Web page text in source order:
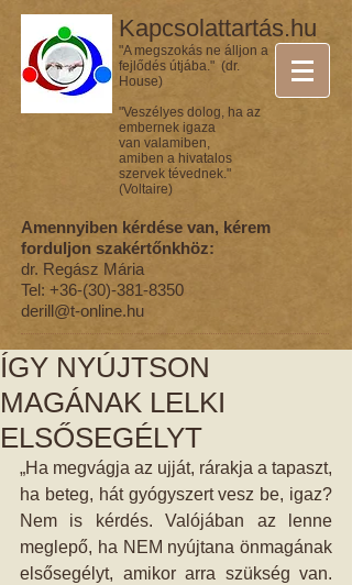
Kapcsolattartás.hu
"A megszokás ne álljon a
fejlődés útjába." (dr.
House)
"Veszélyes dolog, ha az
embernek igaza
van valamiben,
amiben a hivatalos
szervek tévednek."
(Voltaire)
Amennyiben kérdése van, kérem
forduljon szakértőnkhöz:
dr. Regász Mária
Tel: +36-(30)-381-8350
derill@t-online.hu
ÍGY NYÚJTSON
MAGÁNAK LELKI
ELSŐSEGÉLYT
„Ha megvágja az ujját, rárakja a tapaszt,
ha beteg, hát gyógyszert vesz be, igaz?
Nem is kérdés. Valójában az lenne
meglepő, ha NEM nyújtana önmagának
elsősegélyt, amikor arra szükség van.